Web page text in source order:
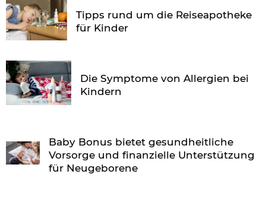
Tipps rund um die Reiseapotheke
für Kinder
Die Symptome von Allergien bei
Kindern
Baby Bonus bietet gesundheitliche
Vorsorge und finanzielle Unterstützung
für Neugeborene